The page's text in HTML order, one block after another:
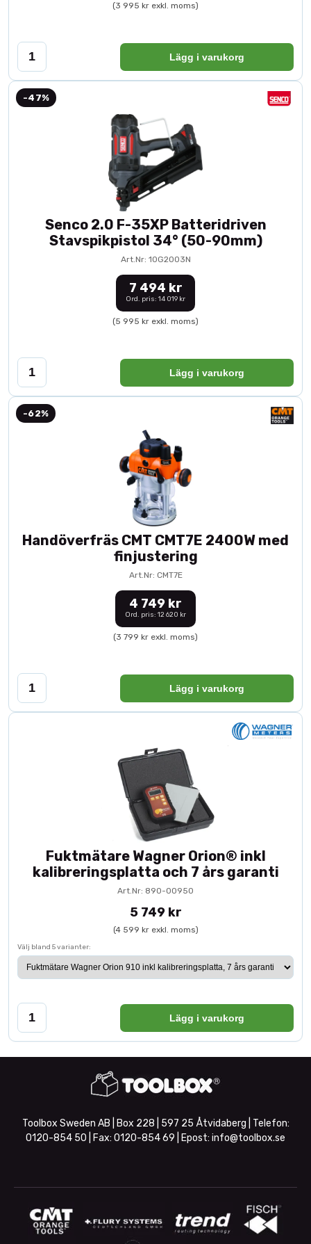
(3 995 kr exkl. moms)
Lägg i varukorg
-47%
Senco 2.0 F-35XP Batteridriven
Stavspikpistol 34° (50-90mm)
Art.Nr: 10G2003N
7 494 kr
Ord. pris: 14 019 kr
(5 995 kr exkl. moms)
Lägg i varukorg
-62%
Handöverfräs CMT CMT7E 2400W med
finjustering
Art.Nr: CMT7E
4 749 kr
Ord. pris: 12 620 kr
(3 799 kr exkl. moms)
Lägg i varukorg
Fuktmätare Wagner Orion® inkl
kalibreringsplatta och 7 års garanti
Art.Nr: 890-00950
5 749 kr
(4 599 kr exkl. moms)
Välj bland 5 varianter:
Lägg i varukorg
Toolbox Sweden AB | Box 228 | 597 25 Åtvidaberg | Telefon:
0120-854 50 | Fax: 0120-854 69 | Epost: info@toolbox.se